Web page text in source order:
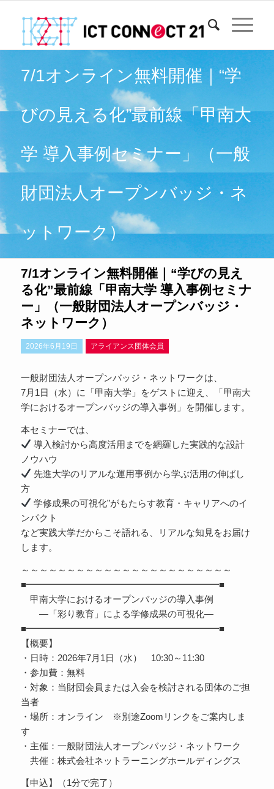
7/1オンライン無料開催｜“学
びの見える化”最前線「甲南大
学 導入事例セミナー」（一般
財団法人オープンバッジ・ネ
ットワーク）
7/1オンライン無料開催｜“学びの見え
る化”最前線「甲南大学 導入事例セミナ
ー」（一般財団法人オープンバッジ・
ネットワーク）
2026年6月19日 アライアンス団体会員
一般財団法人オープンバッジ・ネットワークは、
7月1日（水）に「甲南大学」をゲストに迎え、「甲南大
学におけるオープンバッジの導入事例」を開催します。
本セミナーでは、
導入検討から高度活用までを網羅した実践的な設計
ノウハウ
先進大学のリアルな運用事例から学ぶ活用の伸ばし
方
学修成果の可視化”がもたらす教育・キャリアへのイ
ンパクト
など実践大学だからこそ語れる、リアルな知見をお届け
します。
～～～～～～～～～～～～～～～～～～～～～～～
■━━━━━━━━━━━━━━━━━━━━━■
甲南大学におけるオープンバッジの導入事例
―「彩り教育」による学修成果の可視化―
■━━━━━━━━━━━━━━━━━━━━━■
【概要】
・日時：2026年7月1日（水） 10:30～11:30
・参加費：無料
・対象：当財団会員または入会を検討される団体のご担
当者
・場所：オンライン ※別途Zoomリンクをご案内しま
す
・主催：一般財団法人オープンバッジ・ネットワーク
共催：株式会社ネットラーニングホールディングス
【申込】（1分で完了）